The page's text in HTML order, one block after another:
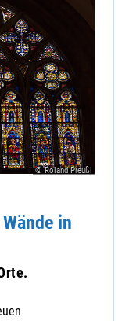
© Roland Preußl
in